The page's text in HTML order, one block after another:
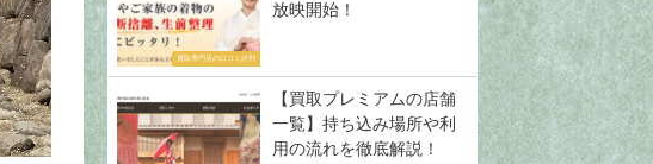
買取専門店の口コミ評判
放映開始！
【買取プレミアムの店舗
一覧】持ち込み場所や利
用の流れを徹底解説！